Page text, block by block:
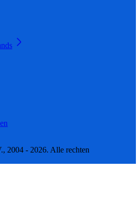
2004 - 2026. Alle rechten